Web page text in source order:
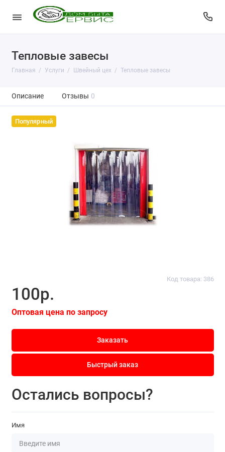
Тепловые завесы
Главная Услуги Швейный цех Тепловые завесы
Описание Отзывы 0
Популярный
Код товара: 386
100р.
Оптовая цена по запросу
Заказать
Быстрый заказ
Остались вопросы?
Имя